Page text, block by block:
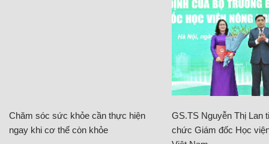
Chăm sóc sức khỏe cần thực hiện
ngay khi cơ thể còn khỏe
GS.TS Nguyễn Thị Lan
chức Giám đốc Học